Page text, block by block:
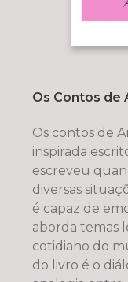
Os Contos de
Os contos de
inspirada
escreveu
diversas
é capaz de
aborda temas
cotidiano do
do livro é o